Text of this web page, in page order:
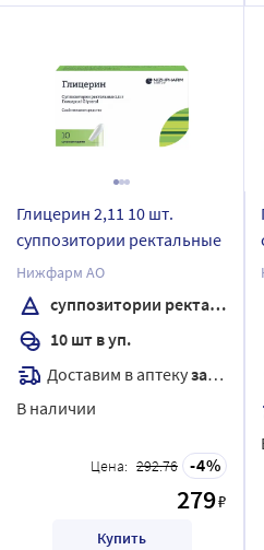
Глицерин 2,11 10 шт.
суппозитории ректальные
Нижфарм АО
суппозитории ректальные
10 шт в уп.
Доставим в аптекузавтра
В наличии
Цена: 292.76 4
279₽
Купить